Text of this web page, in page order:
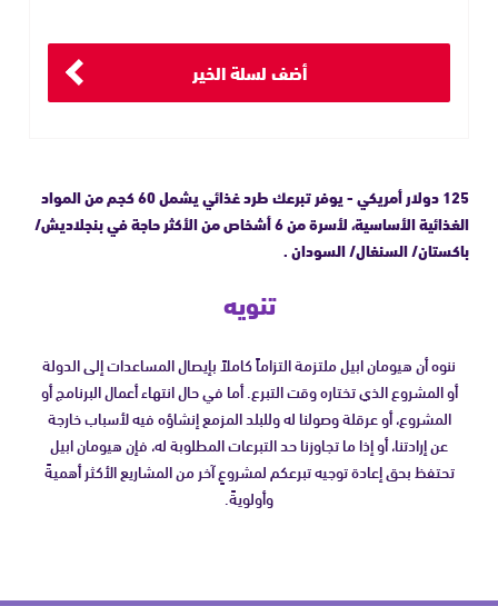
125 دولار أمريكي - يوفر تبرعك طرد غذائي يشمل 60 كجم من المواد
الغذائية الأساسية، لأسرة من 6 أشخاص من الأكثر حاجة في بنجلاديش/
باكستان/ السنغال/ السودان .
أضف لسلة الخير
تنويه
ننوه أن هيومان ابيل ملتزمة التزاماً كاملاً بإيصال المساعدات إلى الدولة
أو المشروع الذي تختاره وقت التبرع. أما في حال انتهاء أعمال البرنامج أو
المشروع، أو عرقلة وصولنا له وللبلد المزمع إنشاؤه فيه لأسباب خارجة
عن إرادتنا، أو إذا ما تجاوزنا حد التبرعات المطلوبة له، فإن هيومان ابيل
تحتفظ بحق إعادة توجيه تبرعكم لمشروعٍ آخر من المشاريع الأكثر أهميةً
وأولويةً.